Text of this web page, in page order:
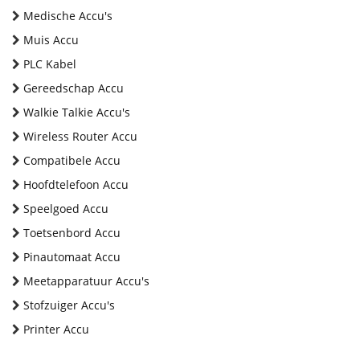
Medische Accu's
Muis Accu
PLC Kabel
Gereedschap Accu
Walkie Talkie Accu's
Wireless Router Accu
Compatibele Accu
Hoofdtelefoon Accu
Speelgoed Accu
Toetsenbord Accu
Pinautomaat Accu
Meetapparatuur Accu's
Stofzuiger Accu's
Printer Accu